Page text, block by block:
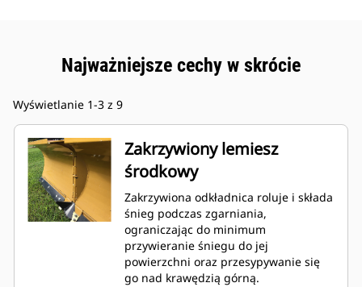
Najważniejsze cechy w skrócie
Wyświetlanie 1-3 z 9
Zakrzywiony lemiesz
środkowy
Zakrzywiona odkładnica roluje i składa
śnieg podczas zgarniania,
ograniczając do minimum
przywieranie śniegu do jej
powierzchni oraz przesypywanie się
go nad krawędzią górną.